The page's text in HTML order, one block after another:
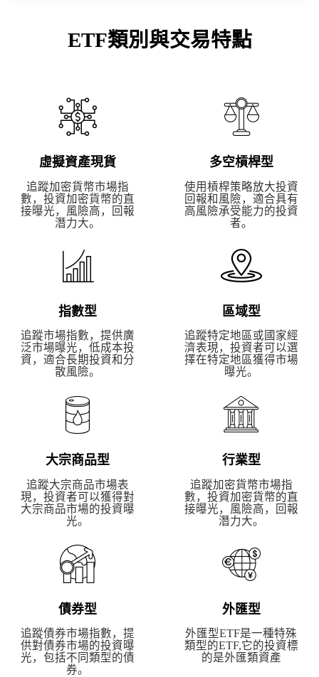
ETF類別與交易特點
虛擬資產現貨
追蹤加密貨幣市場指
數，投資加密貨幣的直
接曝光，風險高，回報
潛力大。
多空槓桿型
使用槓桿策略放大投資
回報和風險，適合具有
高風險承受能力的投資
者。
指數型
追蹤市場指數，提供廣
泛市場曝光，低成本投
資，適合長期投資和分
散風險。
區域型
追蹤特定地區或國家經
濟表現，投資者可以選
擇在特定地區獲得市場
曝光。
大宗商品型
追蹤大宗商品市場表
現，投資者可以獲得對
大宗商品市場的投資曝
光。
行業型
追蹤加密貨幣市場指
數，投資加密貨幣的直
接曝光，風險高，回報
潛力大。
債券型
追蹤債券市場指數，提
供對債券市場的投資曝
光，包括不同類型的債
券。
外匯型
外匯型ETF是一種特殊
類型的ETF,它的投資標
的是外匯類資產